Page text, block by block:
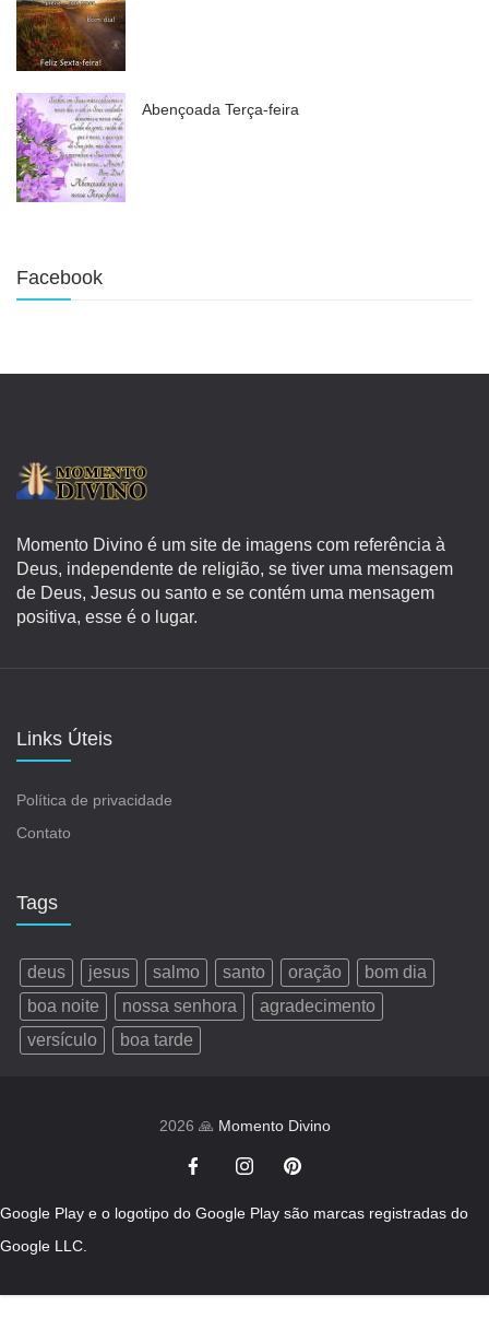
Abençoada Terça-feira
Facebook
Momento Divino é um site de imagens com referência à
Deus, independente de religião, se tiver uma mensagem
de Deus, Jesus ou santo e se contém uma mensagem
positiva, esse é o lugar.
Links Úteis
Política de privacidade
Contato
Tags
deus jesus salmo santo oração
bom dia
boa noite
nossa senhora
agradecimento
versículo
boa tarde
2026 🙏 Momento Divino
Google Play e o logotipo do Google Play são marcas registradas do
Google LLC.